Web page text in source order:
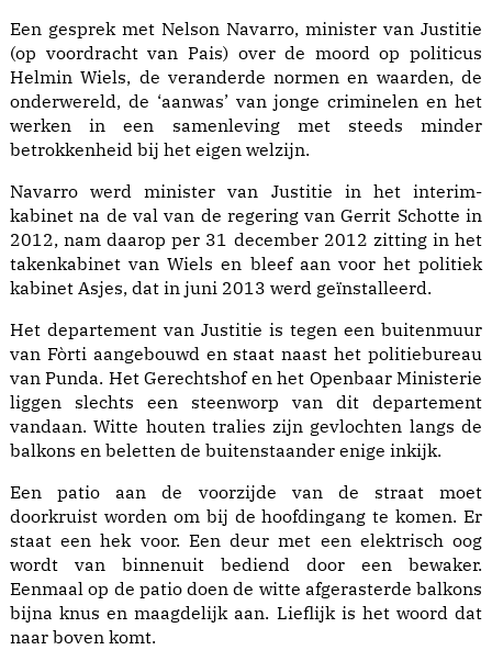
Een gesprek met Nelson Navarro, minister van Justitie
(op voordracht van Pais) over de moord op politicus
Helmin Wiels, de veranderde normen en waarden, de
onderwereld, de ‘aanwas’ van jonge criminelen en het
werken in een samenleving met steeds minder
betrokkenheid bij het eigen welzijn.
Navarro werd minister van Justitie in het interim-
kabinet na de val van de regering van Gerrit Schotte in
2012, nam daarop per 31 december 2012 zitting in het
takenkabinet van Wiels en bleef aan voor het politiek
kabinet Asjes, dat in juni 2013 werd geïnstalleerd.
Het departement van Justitie is tegen een buitenmuur
van Fòrti aangebouwd en staat naast het politiebureau
van Punda. Het Gerechtshof en het Openbaar Ministerie
liggen slechts een steenworp van dit departement
vandaan. Witte houten tralies zijn gevlochten langs de
balkons en beletten de buitenstaander enige inkijk.
Een patio aan de voorzijde van de straat moet
doorkruist worden om bij de hoofdingang te komen. Er
staat een hek voor. Een deur met een elektrisch oog
wordt van binnenuit bediend door een bewaker.
Eenmaal op de patio doen de witte afgerasterde balkons
bijna knus en maagdelijk aan. Lieflijk is het woord dat
naar boven komt.